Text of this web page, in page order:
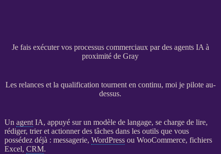
Je fais exécuter vos processus commerciaux par des agents IA à
proximité de Gray
Les relances et la qualification tournent en continu, moi je pilote au-
dessus.
Un agent IA, appuyé sur un modèle de langage, se charge de lire,
rédiger, trier et actionner des tâches dans les outils que vous
possédez déjà : messagerie, WordPressou WooCommerce, fichiers
Excel, CRM.